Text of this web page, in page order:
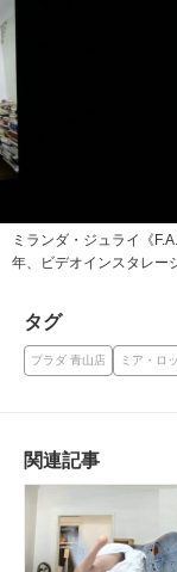
ミランダ・ジュライ《
年、ビデオインスタレー
タグ
プラダ 青山店 ミア・ロ
関連記事